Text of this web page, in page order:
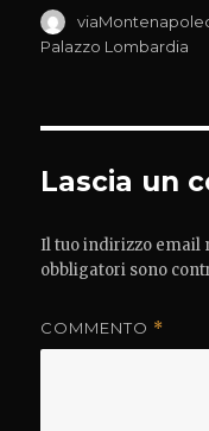
Autore
Palazzo Lombardia
Lascia un
Il tuo indirizzo email
obbligatori sono
COMMENTO *